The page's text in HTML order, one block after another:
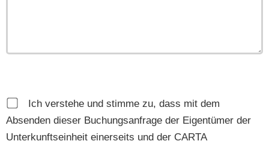
Ich verstehe und stimme zu, dass mit dem
Absenden dieser Buchungsanfrage der Eigentümer der
Unterkunftseinheit einerseits und der CARTA